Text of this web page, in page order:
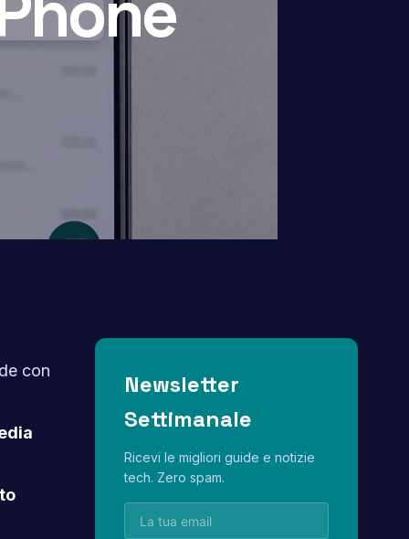
con
Newsletter
Settimanale
Ricevi le migliori guide e notizie
tech. Zero spam.